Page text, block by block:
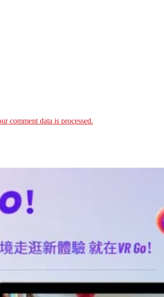
comment data is processed.